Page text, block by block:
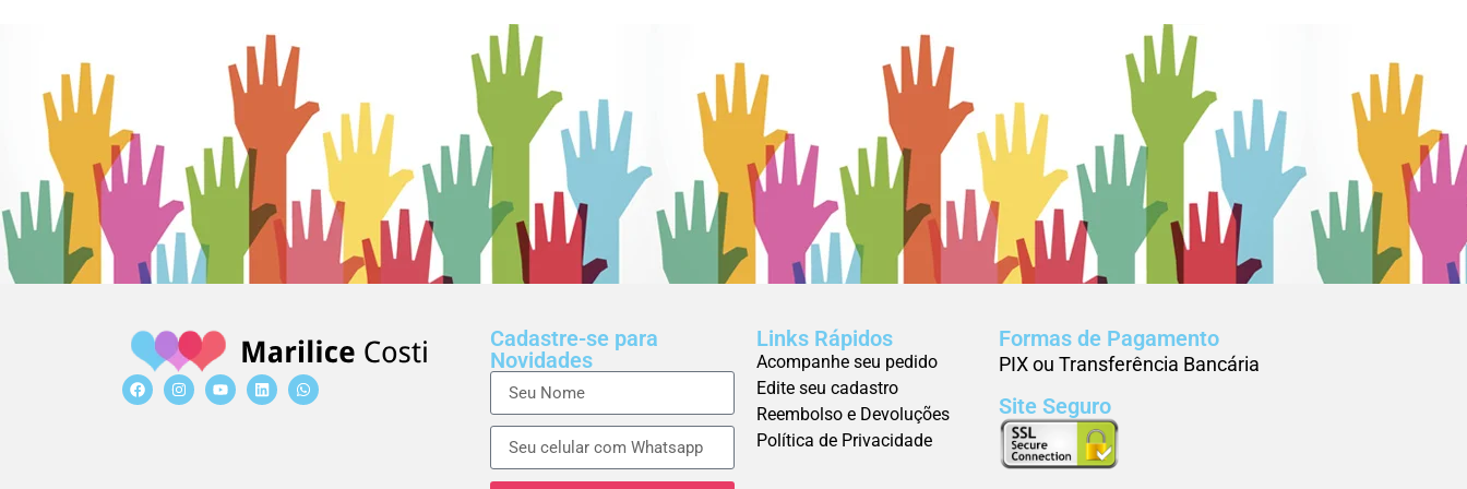
Cadastre-se para
Novidades
Links Rápidos
Acompanhe seu pedido
Edite seu cadastro
Reembolso e Devoluções
Política de Privacidade
Formas de Pagamento
PIX ou Transferência Bancária
Site Seguro